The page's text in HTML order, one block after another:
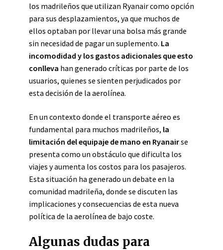
los madrileños que utilizan Ryanair como opción
para sus desplazamientos, ya que muchos de
ellos optaban por llevar una bolsa más grande
sin necesidad de pagar un suplemento. La
incomodidad y los gastos adicionales que esto
conlleva han generado críticas por parte de los
usuarios, quienes se sienten perjudicados por
esta decisión de la aerolínea.
En un contexto donde el transporte aéreo es
fundamental para muchos madrileños, la
limitación del equipaje de mano en Ryanairse
presenta como un obstáculo que dificulta los
viajes y aumenta los costos para los pasajeros.
Esta situación ha generado un debate en la
comunidad madrileña, donde se discuten las
implicaciones y consecuencias de esta nueva
política de la aerolínea de bajo coste.
Algunas dudas para